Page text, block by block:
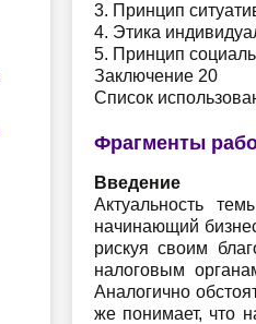
3. Принцип
4. Этика
5. Принцип
Заключение 20
Список
Фрагменты
Введение
Актуальность
начинающий
рискуя своим
налоговым
Аналогично
же понимает, что